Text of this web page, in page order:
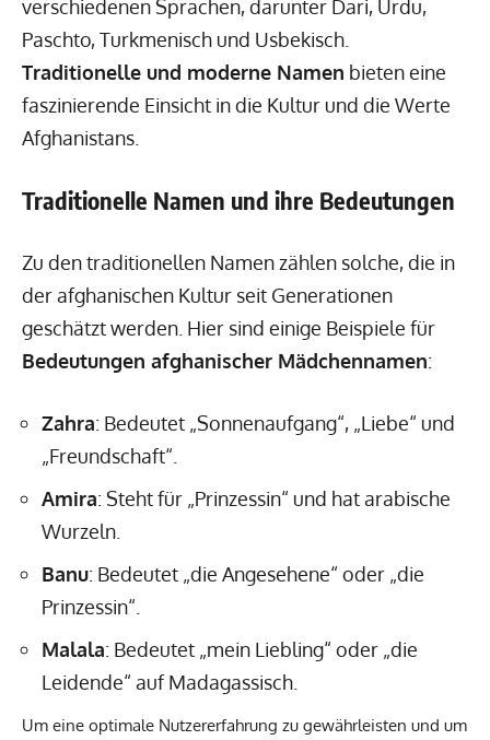
Um eine optimale Nutzererfahrung zu gewährleisten und um
verschiedenen Sprachen, darunter Dari, Urdu,
Paschto, Turkmenisch und Usbekisch.
Traditionelle und moderne Namen bieten eine
faszinierende Einsicht in die Kultur und die Werte
Afghanistans.
Traditionelle Namen und ihre Bedeutungen
Zu den traditionellen Namen zählen solche, die in
der afghanischen Kultur seit Generationen
geschätzt werden. Hier sind einige Beispiele für
Bedeutungen afghanischer Mädchennamen:
Zahra: Bedeutet „Sonnenaufgang“, „Liebe“ und
„Freundschaft“.
Amira: Steht für „Prinzessin“ und hat arabische
Wurzeln.
Banu: Bedeutet „die Angesehene“ oder „die
Prinzessin“.
Malala: Bedeutet „mein Liebling“ oder „die
Leidende“ auf Madagassisch.
Schabnam: Symbolisiert „Morgentau“ und hat